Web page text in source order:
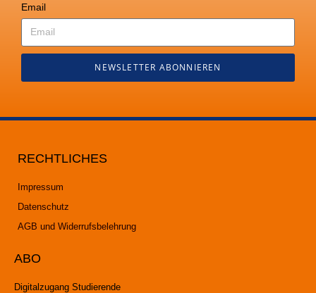
Email
NEWSLETTER ABONNIEREN
RECHTLICHES
Impressum
Datenschutz
AGB und Widerrufsbelehrung
ABO
Digitalzugang Studierende